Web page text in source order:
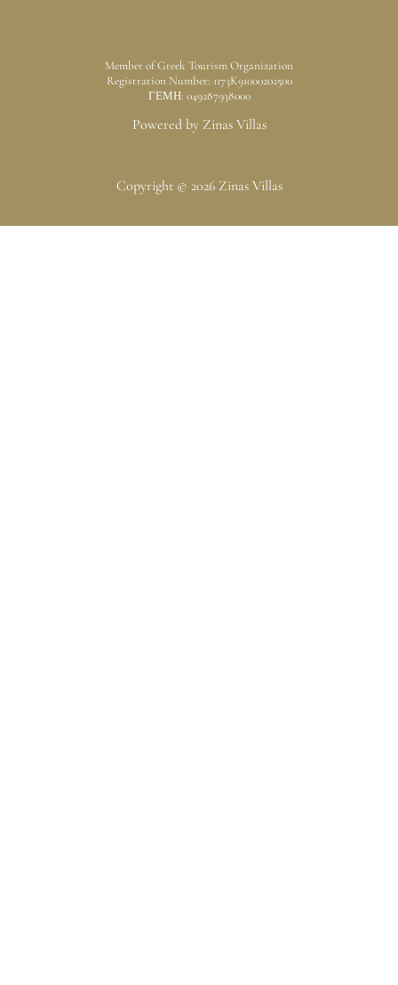
Member of Greek Tourism Organization
Registration Number: 1173K91000202500
ΓΕΜΗ: 049287938000
Powered by Zinas Villas
Copyright © 2026 Zinas Villas